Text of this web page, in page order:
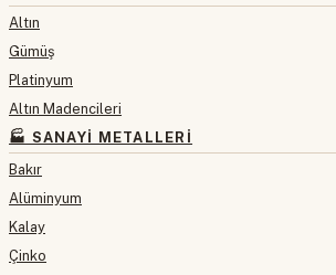
Altın
Gümüş
Platinyum
Altın Madencileri
🏭 SANAYI METALLERI
Bakır
Alüminyum
Kalay
Çinko